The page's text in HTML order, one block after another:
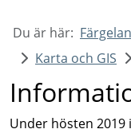
Du är här:
Karta och GIS
Under hösten